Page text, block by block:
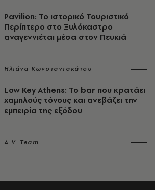
Pavilion: Το ιστορικό Τουριστικό
Περίπτερο στο Ξυλόκαστρο
αναγεννιέται μέσα στον Πευκιά
Ηλιάνα Κωνσταντακάτου
Low Key Athens: Το bar που κρατάει
χαμηλούς τόνους και ανεβάζει την
εμπειρία της εξόδου
A.V. Team